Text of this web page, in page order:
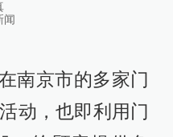
闻
南京市的多家门
动，也即利用门